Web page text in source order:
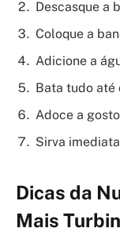
Descasque a
Coloque a
Adicione a
Bata tudo até
Adoce a
Sirva
Dicas da
Mais